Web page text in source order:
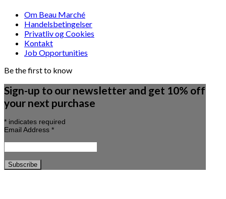
Om Beau Marché
Handelsbetingelser
Privatliv og Cookies
Kontakt
Job Opportunities
Be the first to know
Sign-up to our newsletter and get 10% off
your next purchase
* indicates required
Email Address *